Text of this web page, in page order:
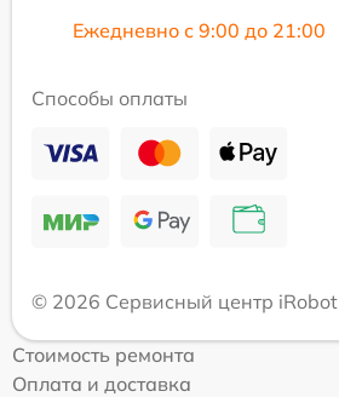
Ежедневно с 9:00 до 21:00
Способы оплаты
© 2026 Сервисный центр iRobot
Стоимость ремонта
Оплата и доставка